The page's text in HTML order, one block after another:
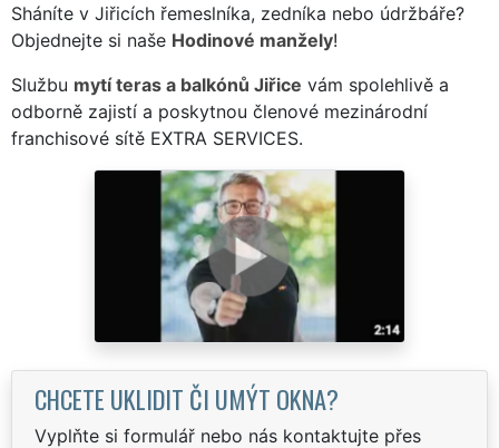
Sháníte v Jiřicích řemeslníka, zedníka nebo údržbáře?
Objednejte si naše Hodinové manžely!
Službu mytí teras a balkónů Jiřice vám spolehlivě a
odborně zajistí a poskytnou členové mezinárodní
franchisové sítě EXTRA SERVICES.
CHCETE UKLIDIT ČI UMÝT OKNA?
Vyplňte si formulář nebo nás kontaktujte přes